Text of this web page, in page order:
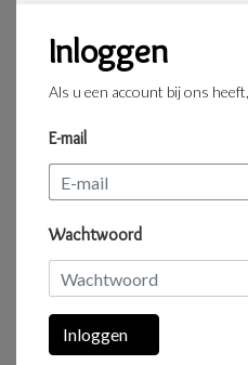
Inloggen
Als u een account bij ons
E-mail
Wachtwoord
Inloggen